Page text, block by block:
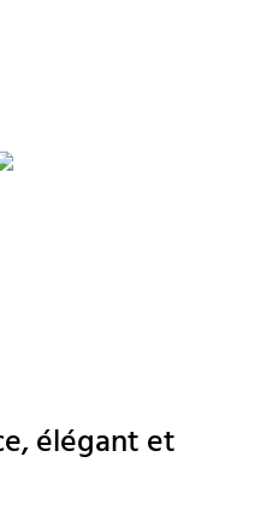
élégant et